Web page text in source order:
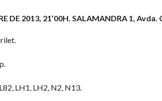
DE 2013, 21’00H. SALAMANDRA 1,
LH1, LH2, N2, N13.